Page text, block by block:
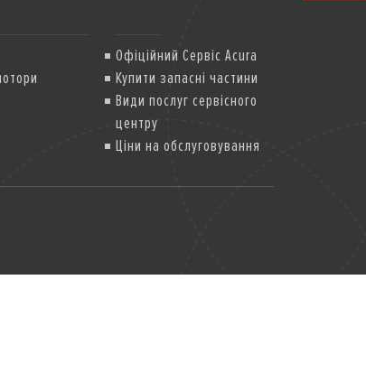
Офіційний Сервіс Acura
Купити запасні частини
Види послуг сервісного
центру
Ціни на обслуговування
діагностика